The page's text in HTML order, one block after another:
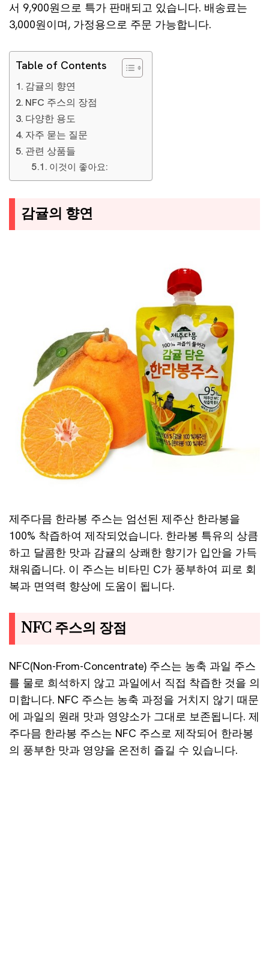
서 9,900원으로 특가 판매되고 있습니다. 배송료는
3,000원이며, 가정용으로 주문 가능합니다.
Table of Contents
감귤의 향연
NFC 주스의 장점
다양한 용도
자주 묻는 질문
관련 상품들
이것이 좋아요:
감귤의 향연
제주다믐 한라봉 주스는 엄선된 제주산 한라봉을
100% 착즙하여 제작되었습니다. 한라봉 특유의 상큼
하고 달콤한 맛과 감귤의 상쾌한 향기가 입안을 가득
채워줍니다. 이 주스는 비타민 C가 풍부하여 피로 회
복과 면역력 향상에 도움이 됩니다.
NFC 주스의 장점
NFC(Non-From-Concentrate) 주스는 농축 과일 주스
를 물로 희석하지 않고 과일에서 직접 착즙한 것을 의
미합니다. NFC 주스는 농축 과정을 거치지 않기 때문
에 과일의 원래 맛과 영양소가 그대로 보존됩니다. 제
주다믐 한라봉 주스는 NFC 주스로 제작되어 한라봉
의 풍부한 맛과 영양을 온전히 즐길 수 있습니다.